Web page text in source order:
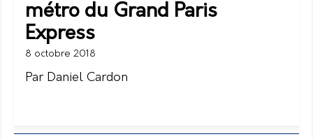
métro du Grand Paris
Express
8 octobre 2018
Par Daniel Cardon